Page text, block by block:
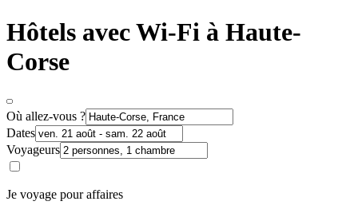
Hôtels avec Wi-Fi à Haute-
Corse
Où allez-vous ?
Dates
Voyageurs
Je voyage pour affaires